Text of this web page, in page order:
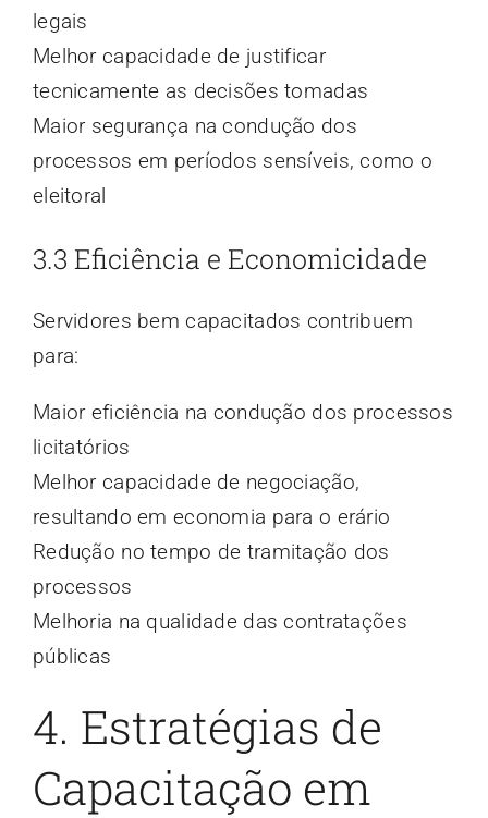
legais
Melhor capacidade de justificar
tecnicamente as decisões tomadas
Maior segurança na condução dos
processos em períodos sensíveis, como o
eleitoral
3.3 Eficiência e Economicidade
Servidores bem capacitados contribuem
para:
Maior eficiência na condução dos processos
licitatórios
Melhor capacidade de negociação,
resultando em economia para o erário
Redução no tempo de tramitação dos
processos
Melhoria na qualidade das contratações
públicas
4. Estratégias de
Capacitação em